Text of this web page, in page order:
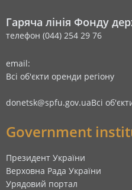
Гаряча лінія Фонду
телефон (044) 254 29 76
email:
Всі об'єкти оренди регіону
donetsk@spfu.gov.uaВсі
Government
Президент України
Верховна Рада України
Урядовий портал